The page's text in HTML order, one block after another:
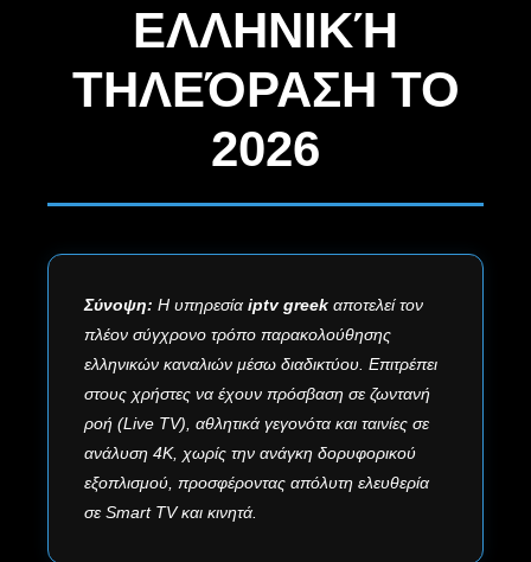
ΕΛΛΗΝΙΚΉ
ΤΗΛΕΌΡΑΣΗ ΤΟ
2026
Σύνοψη: Η υπηρεσία iptv greek αποτελεί τον
πλέον σύγχρονο τρόπο παρακολούθησης
ελληνικών καναλιών μέσω διαδικτύου. Επιτρέπει
στους χρήστες να έχουν πρόσβαση σε ζωντανή
ροή (Live TV), αθλητικά γεγονότα και ταινίες σε
ανάλυση 4K, χωρίς την ανάγκη δορυφορικού
εξοπλισμού, προσφέροντας απόλυτη ελευθερία
σε Smart TV και κινητά.